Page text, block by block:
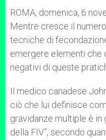
ROMA, domenica, 6
Mentre cresce il
tecniche di
emergere elementi che
negativi di queste
Il medico canadese
ciò che lui definisce
gravidanze multiple è in
della FIV”, secondo